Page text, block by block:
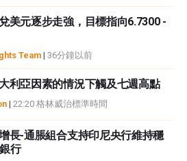
建議。作者對該資訊的準確性、完整性或適用
者將不承擔任何錯誤，遺漏或任何損失，傷害
引起的。錯誤和遺漏除外。本文作者和
文內容無意提供任何投資建議。
美元逐步走強，目標指向6.7300 -
Team | 36分鐘以前
利亞因素的情況下觸及七週高點
| 22:20 格林威治標準時間
長-通脹組合支持印尼央行維持穩
行